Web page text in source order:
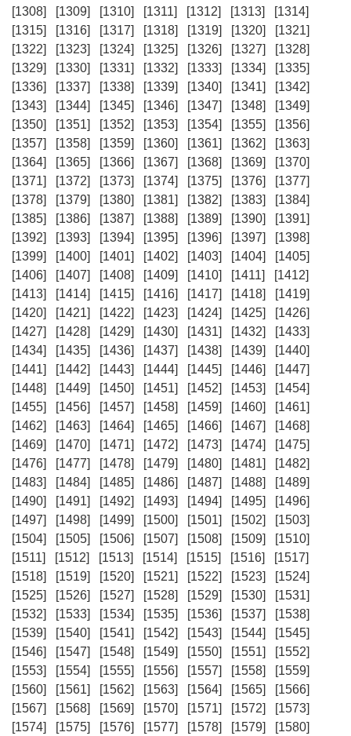
[1308]
[1309] [1310] [1311] [1312] [1313]
[1314]
[1315]
[1316] [1317] [1318] [1319] [1320]
[1321]
[1322]
[1323] [1324] [1325] [1326] [1327]
[1328]
[1329]
[1330] [1331] [1332] [1333] [1334]
[1335]
[1336]
[1337] [1338] [1339] [1340] [1341]
[1342]
[1343]
[1344] [1345] [1346] [1347] [1348]
[1349]
[1350]
[1351] [1352] [1353] [1354] [1355]
[1356]
[1357]
[1358] [1359] [1360] [1361] [1362]
[1363]
[1364]
[1365] [1366] [1367] [1368] [1369]
[1370]
[1371]
[1372] [1373] [1374] [1375] [1376]
[1377]
[1378]
[1379] [1380] [1381] [1382] [1383]
[1384]
[1385]
[1386] [1387] [1388] [1389] [1390]
[1391]
[1392]
[1393] [1394] [1395] [1396] [1397]
[1398]
[1399]
[1400] [1401] [1402] [1403] [1404]
[1405]
[1406]
[1407] [1408] [1409] [1410] [1411]
[1412]
[1413]
[1414] [1415] [1416] [1417] [1418]
[1419]
[1420]
[1421] [1422] [1423] [1424] [1425]
[1426]
[1427]
[1428] [1429] [1430] [1431] [1432]
[1433]
[1434]
[1435] [1436] [1437] [1438] [1439]
[1440]
[1441]
[1442] [1443] [1444] [1445] [1446]
[1447]
[1448]
[1449] [1450] [1451] [1452] [1453]
[1454]
[1455]
[1456] [1457] [1458] [1459] [1460]
[1461]
[1462]
[1463] [1464] [1465] [1466] [1467]
[1468]
[1469]
[1470] [1471] [1472] [1473] [1474]
[1475]
[1476]
[1477] [1478] [1479] [1480] [1481]
[1482]
[1483]
[1484] [1485] [1486] [1487] [1488]
[1489]
[1490]
[1491] [1492] [1493] [1494] [1495]
[1496]
[1497]
[1498] [1499] [1500] [1501] [1502]
[1503]
[1504]
[1505] [1506] [1507] [1508] [1509]
[1510]
[1511]
[1512] [1513] [1514] [1515] [1516]
[1517]
[1518]
[1519] [1520] [1521] [1522] [1523]
[1524]
[1525]
[1526] [1527] [1528] [1529] [1530]
[1531]
[1532]
[1533] [1534] [1535] [1536] [1537]
[1538]
[1539]
[1540] [1541] [1542] [1543] [1544]
[1545]
[1546]
[1547] [1548] [1549] [1550] [1551]
[1552]
[1553]
[1554] [1555] [1556] [1557] [1558]
[1559]
[1560]
[1561] [1562] [1563] [1564] [1565]
[1566]
[1567]
[1568] [1569] [1570] [1571] [1572]
[1573]
[1574]
[1575] [1576] [1577] [1578] [1579]
[1580]